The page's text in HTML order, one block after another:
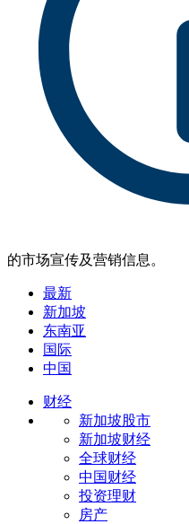
的市场宣传及营销信息。
最新
新加坡
东南亚
国际
中国
财经
新加坡股市
新加坡财经
全球财经
中国财经
投资理财
房产